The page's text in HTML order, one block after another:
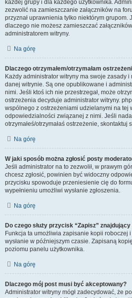
każdej grupy i dla każdego użytkownika.
zezwolić na zamieszczanie załączników na
przyznał uprawnienia tylko niektórym grupom.
dlaczego nie możesz zamieszczać
administratorem witryny.
Na górę
Dlaczego otrzymałem/otrzymałam
Każdy administrator witryny ma swoje zasady
danej witrynie. Są one opublikowane i
nimi. Jeśli ktoś ich nie przestrzegał, może
ostrzeżenia decyduje administrator witryny.
wspólnego z ostrzeżeniami udzielanymi na tej
odpowiedzialności związanej z nimi. Jeśli
otrzymałeś/otrzymałaś ostrzeżenie, skontaktuj
Na górę
W jaki sposób można zgłosić posty
Jeśli administrator na to zezwolił, w prawym
chcesz zgłosić, powinien być widoczny
przycisku spowoduje przeniesienie cię do
wypełnieniu umożliwi wysłanie zgłoszenia.
Na górę
Do czego służy przycisk “Zapisz”
Funkcja ta umożliwia zapisanie kopii roboczej
wysłanie w późniejszym czasie. Zapisaną
poziomu panelu użytkownika.
Na górę
Dlaczego mój post musi być akceptowany?
Administrator witryny mógł zadecydować, że